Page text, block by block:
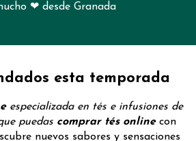
❤ desde Granada
esta temporada
especializada en tés e infusiones de
puedas comprar tés onlinecon
nuevos sabores y sensaciones